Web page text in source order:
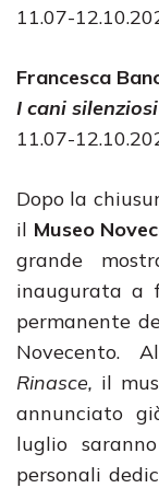
11.07-
Francesca
I cani
11.07-
Dopo la
il Museo
grande
inaugurata a
permanente
Novecento.
Rinasce, il
annunciato
luglio
personali